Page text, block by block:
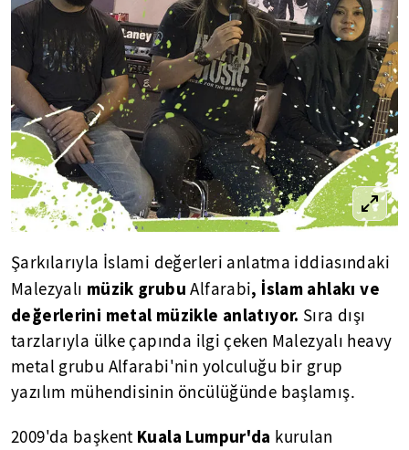
Şarkılarıyla İslami değerleri anlatma iddiasındaki
Malezyalı müzik grubuAlfarabi, İslam ahlakı ve
değerlerini metal müzikle anlatıyor. Sıra dışı
tarzlarıyla ülke çapında ilgi çeken Malezyalı heavy
metal grubu Alfarabi'nin yolculuğu bir grup
yazılım mühendisinin öncülüğünde başlamış.
2009'da başkent Kuala Lumpur'da kurulan